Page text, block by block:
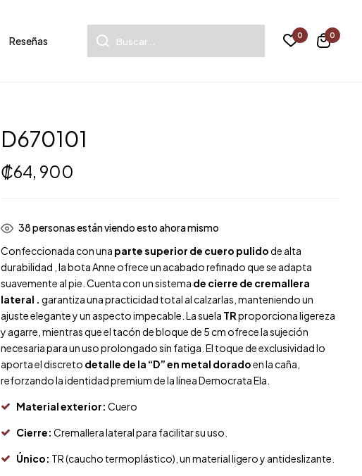
Reseñas 0 0
D670101
₡64, 900
32personas están viendo esto ahora mismo
Confeccionada con una parte superior de cuero pulidode alta
durabilidad , la bota Anne ofrece un acabado refinado que se adapta
suavemente al pie. Cuenta con un sistema de cierre de cremallera
lateral . garantiza una practicidad total al calzarlas, manteniendo un
ajuste elegante y un aspecto impecable. La suela TRproporciona ligereza
y agarre, mientras que el tacón de bloque de 5 cm ofrece la sujeción
necesaria para un uso prolongado sin fatiga. El toque de exclusividad lo
aporta el discreto detalle de la “D” en metal doradoen la caña,
reforzando la identidad premium de la línea Democrata Ela.
Material exterior: Cuero
Cierre: Cremallera lateral para facilitar su uso.
Único: TR (caucho termoplástico), un material ligero y antideslizante.